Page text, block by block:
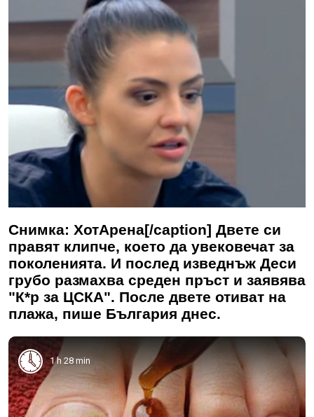
Снимка: ХотАрена[/caption] Двете си
правят клипче, което да увековечат за
поколенията. И послед изведнъж Деси
грубо размахва среден пръст и заявява
"К*р за ЦСКА". После двете отиват на
плажа, пише България днес.
1 h 28 min